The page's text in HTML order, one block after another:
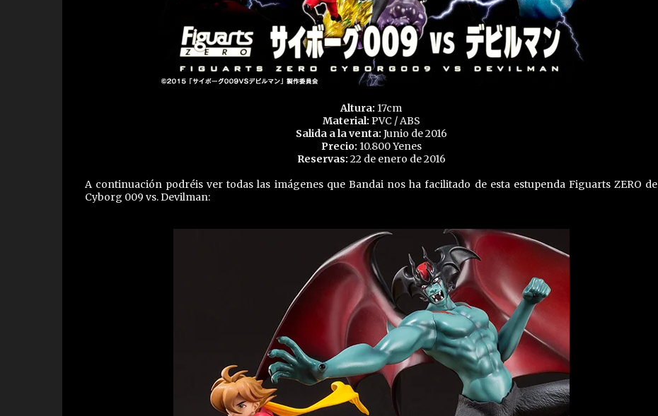
Altura: 17cm
Material: PVC / ABS
Salida a la venta: Junio de 2016
Precio: 10.800 Yenes
Reservas: 22 de enero de 2016
A continuación podréis ver todas las imágenes que Bandai nos ha facilitado de esta estupenda Figuarts ZERO de
Cyborg 009 vs. Devilman: